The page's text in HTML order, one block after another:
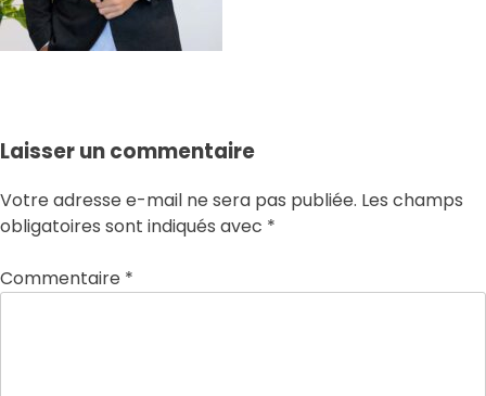
Laisser un commentaire
Votre adresse e-mail ne sera pas publiée. Les champs
obligatoires sont indiqués avec *
Commentaire *